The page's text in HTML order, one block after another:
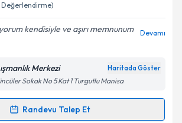
Değerlendirme)
kendisiyle ve aşırı memnunum
Devamı
Merkezi Haritada Göster
Sokak No 5 Kat 1 Turgutlu Manisa
Randevu Talep Et
Talebi